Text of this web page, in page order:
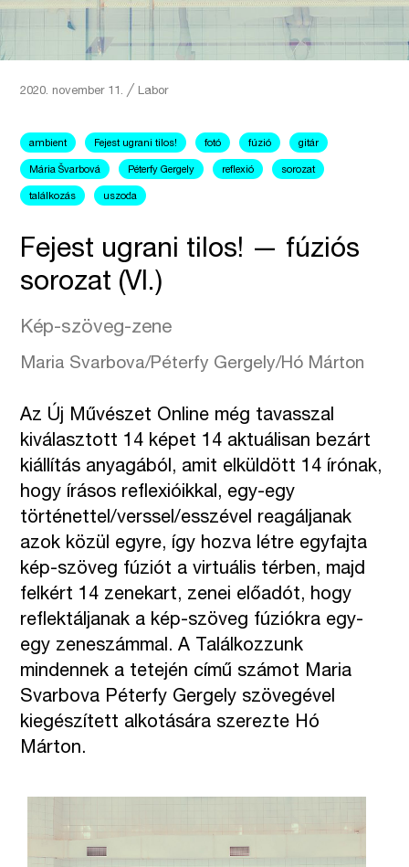
2020. november 11. ╱ Labor
ambient Fejest ugrani tilos! fotó fúzió gitár
Mária Švarbová Péterfy Gergely reflexió sorozat
találkozás uszoda
Fejest ugrani tilos! — fúziós
sorozat (VI.)
Kép-szöveg-zene
Maria Svarbova/Péterfy Gergely/Hó Márton
Az Új Művészet Online még tavasszal
kiválasztott 14 képet 14 aktuálisan bezárt
kiállítás anyagából, amit elküldött 14 írónak,
hogy írásos reflexióikkal, egy-egy
történettel/verssel/esszével reagáljanak
azok közül egyre, így hozva létre egyfajta
kép-szöveg fúziót a virtuális térben, majd
felkért 14 zenekart, zenei előadót, hogy
reflektáljanak a kép-szöveg fúziókra egy-
egy zeneszámmal. A Találkozzunk
mindennek a tetején című számot Maria
Svarbova Péterfy Gergely szövegével
kiegészített alkotására szerezte Hó
Márton.